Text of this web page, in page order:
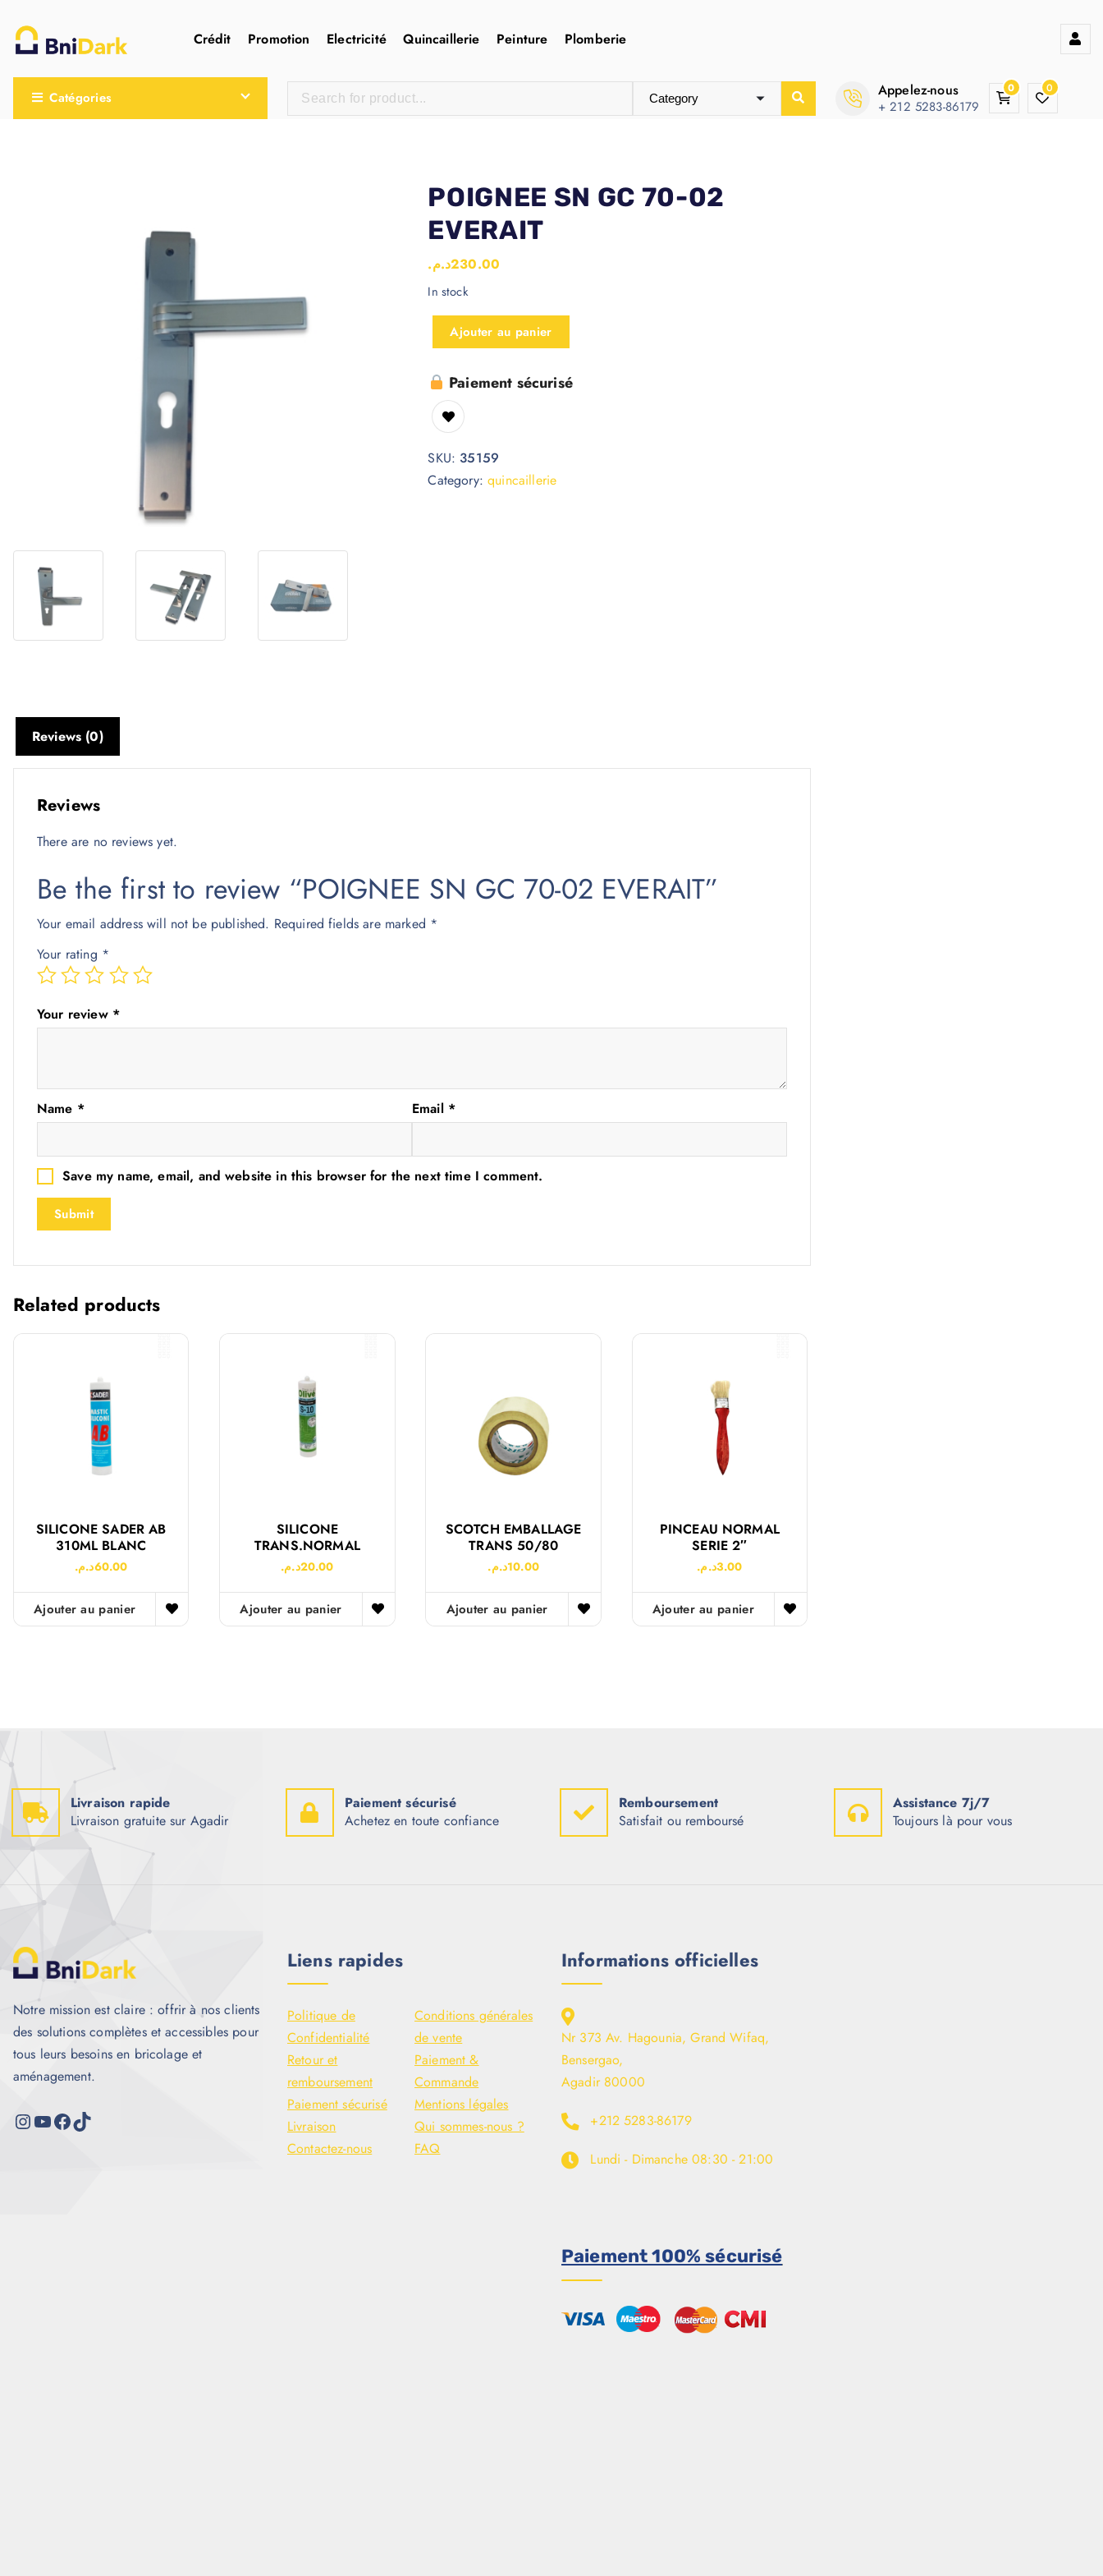
Crédit Promotion Electricité Quincaillerie Peinture Plomberie
Catégories Appelez-nous
+ 212 5283-86179
0 0
POIGNEE SN GC 70-02
EVERAIT
230.00د.م.
In stock
Ajouter au panier
Paiement sécurisé
SKU: 35159
Category:quincaillerie
Reviews (0)
Reviews
There are no reviews yet.
Be the first to review “POIGNEE SN GC 70-02 EVERAIT”
Your email address will not be published. Required fields are marked *
Your rating *
Your review *
Name * Email *
Save my name, email, and website in this browser for the next time I comment.
Related products
SILICONE SADER AB
310ML BLANC
60.00د.م.
Ajouter au panier
SILICONE
TRANS.NORMAL
20.00د.م.
Ajouter au panier
SCOTCH EMBALLAGE
TRANS 50/80
10.00د.م.
Ajouter au panier
PINCEAU NORMAL
SERIE 2″
3.00د.م.
Ajouter au panier
Livraison rapide
Livraison gratuite sur Agadir
Paiement sécurisé
Achetez en toute confiance
Remboursement
Satisfait ou remboursé
Assistance 7j/7
Toujours là pour vous
Notre mission est claire : offrir à nos clients
des solutions complètes et accessibles pour
tous leurs besoins en bricolage et
aménagement.
Liens rapides
Politique de
Confidentialité
Conditions générales
de vente
Retour et
remboursement
Paiement &
Commande
Paiement sécurisé
Mentions légales
Livraison
Qui sommes-nous ?
Contactez-nous
FAQ
Informations officielles
Nr 373 Av. Hagounia, Grand Wifaq,
Bensergao,
Agadir 80000
+212 5283-86179
Lundi - Dimanche 08:30 - 21:00
Paiement 100% sécurisé